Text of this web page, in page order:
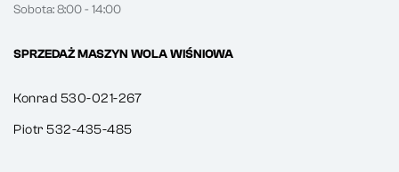
Sobota: 8:00 - 14:00
SPRZEDAŻ MASZYN WOLA WIŚNIOWA
Konrad 530-021-267
Piotr 532-435-485